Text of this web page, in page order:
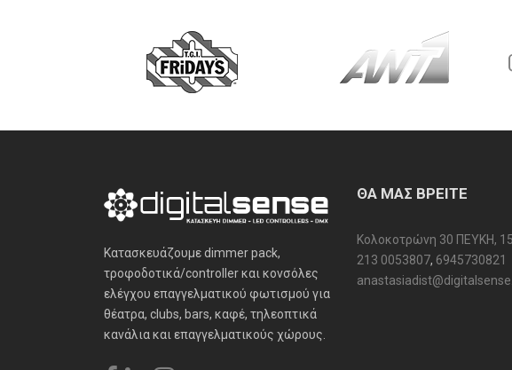
Κατασκευάζουμε dimmer pack,
τροφοδοτικά/controller και κονσόλες
ελέγχου επαγγελματικού φωτισμού για
θέατρα, clubs, bars, καφέ, τηλεοπτικά
κανάλια και επαγγελματικούς χώρους.
ΘΑ ΜΑΣ ΒΡΕΙΤΕ
Κολοκοτρώνη 30 ΠΕΥΚΗ,
213 0053807, 6945730821